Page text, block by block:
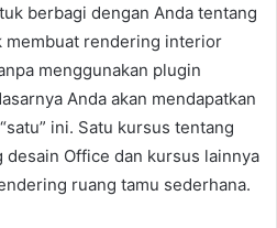
berbagi dengan Anda tentang
membuat rendering interior
menggunakan plugin
Anda akan mendapatkan
ini. Satu kursus tentang
Office dan kursus lainnya
ruang tamu sederhana.